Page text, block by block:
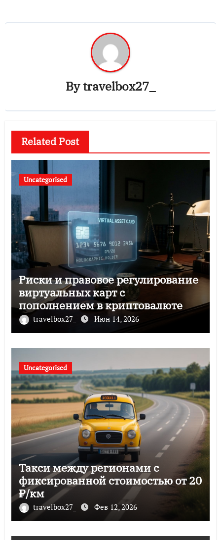
Bytravelbox27_
Related Post
Uncategorised
Риски и правовое регулирование
виртуальных карт с
пополнением в криптовалюте
travelbox27_ Июн 14, 2026
Uncategorised
Такси между регионами с
фиксированной стоимостью от 20
₽/км
travelbox27_ Фев 12, 2026